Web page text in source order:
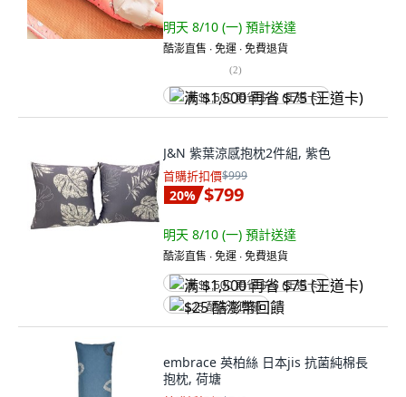
明天 8/10 (一) 預計送達
酷澎直售 ∙ 免運 ∙ 免費退貨
(2)
满 $1,500 再省 $75 (王道卡)
J&N 紫葉涼感抱枕2件組, 紫色
首購折扣價$999
20% $799
明天 8/10 (一) 預計送達
酷澎直售 ∙ 免運 ∙ 免費退貨
满 $1,500 再省 $75 (王道卡)
$25 酷澎幣回饋
embrace 英柏絲 日本jis 抗菌純棉長
抱枕, 荷塘